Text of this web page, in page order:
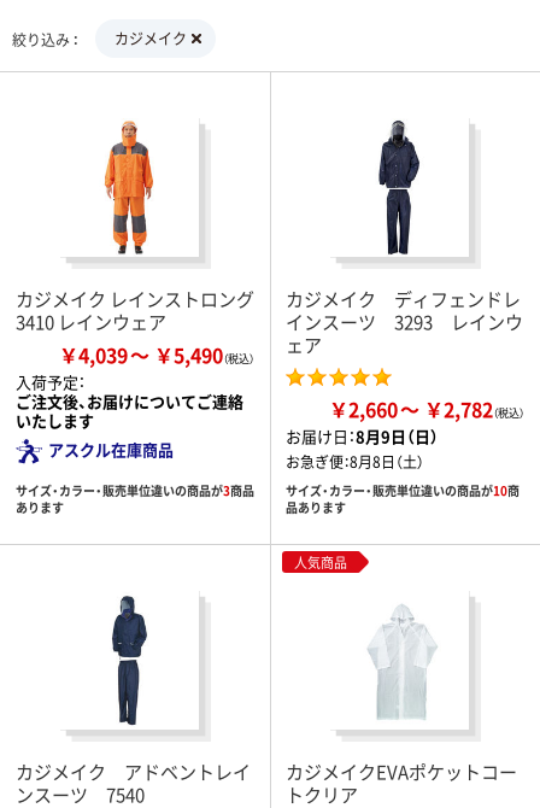
絞り込み カジメイク
カジメイク レインストロング
3410 レインウェア
￥4,039 ￥5,490
入荷予定：
ご注文後、お届けについてご連絡
いたします
アスクル在庫商品
サイズ・カラー・販売単位違いの商品が3商品
あります
カジメイク ディフェンドレ
インスーツ 3293 レインウ
ェア
￥2,660 ￥2,782
お届け日：8月9日（日）
お急ぎ便：8月8日（土）
サイズ・カラー・販売単位違いの商品が10商
品あります
カジメイク アドベントレイ
ンスーツ 7540
人気商品
カジメイクEVAポケットコー
トクリア